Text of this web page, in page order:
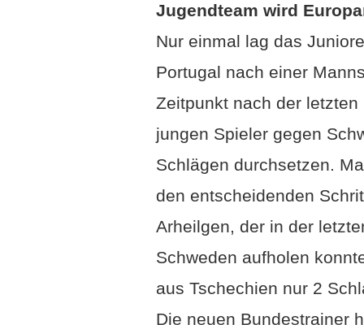
Jugendteam wird
Nur einmal lag das
Portugal nach einer
Zeitpunkt nach der
jungen Spieler gegen
Schlägen durchsetzen.
den entscheidenden
Arheilgen, der in der
Schweden aufholen
aus Tschechien nur 2